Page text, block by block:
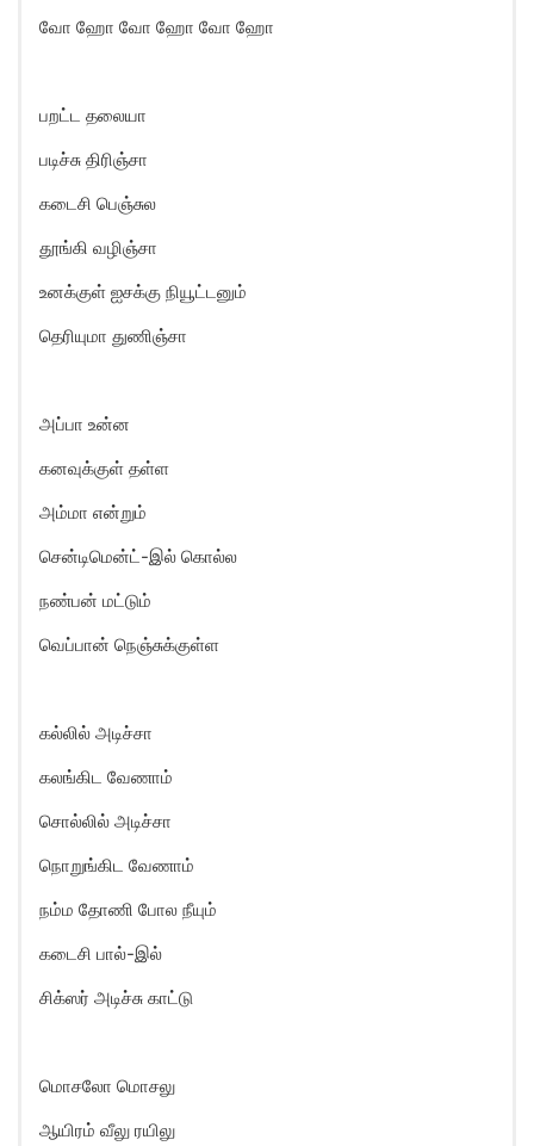
வோ ஹோ வோ ஹோ வோ ஹோ
பறட்ட தலையா
படிச்சு திரிஞ்சா
கடைசி பெஞ்சுல
தூங்கி வழிஞ்சா
உனக்குள் ஐசக்கு நியூட்டனும்
தெரியுமா துணிஞ்சா
அப்பா உன்ன
கனவுக்குள் தள்ள
அம்மா என்றும்
சென்டிமென்ட்-இல் கொல்ல
நண்பன் மட்டும்
வெப்பான் நெஞ்சுக்குள்ள
கல்லில் அடிச்சா
கலங்கிட வேணாம்
சொல்லில் அடிச்சா
நொறுங்கிட வேணாம்
நம்ம தோணி போல நீயும்
கடைசி பால்-இல்
சிக்ஸர் அடிச்சு காட்டு
மொசலோ மொசலு
ஆயிரம் வீலு ரயிலு